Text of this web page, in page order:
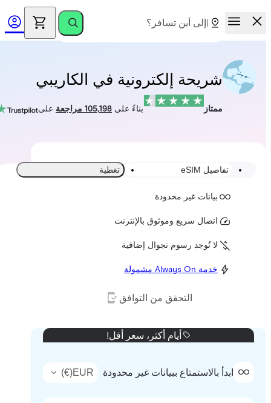
شريحة إلكترونية في الكاريبي
بناءً على105,198 مراجعة على
تفاصيل eSIM تغطية
بيانات غير محدودة
اتصال سريع وموثوق بالإنترنت
لا تُوجد رسوم تجوال إضافية
خدمة Always On مشمولة
التحقق من التوافق
أيام أكثر، سعر أقل!
ابدأ بالاستمتاع ببيانات غير محدودة EUR
€
)